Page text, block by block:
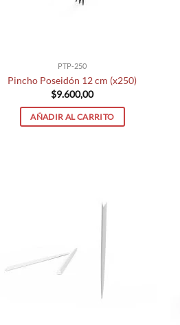
PTP-250
Pincho Poseidón 12 cm (x250)
$9.600,00
AÑADIR AL CARRITO